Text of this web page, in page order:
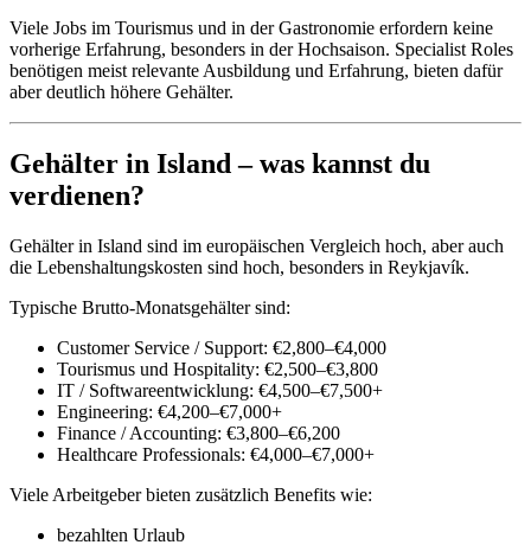
Viele Jobs im Tourismus und in der Gastronomie erfordern keine
vorherige Erfahrung, besonders in der Hochsaison. Specialist Roles
benötigen meist relevante Ausbildung und Erfahrung, bieten dafür
aber deutlich höhere Gehälter.
Gehälter in Island – was kannst du
verdienen?
Gehälter in Island sind im europäischen Vergleich hoch, aber auch
die Lebenshaltungskosten sind hoch, besonders in Reykjavík.
Typische Brutto-Monatsgehälter sind:
Customer Service / Support: €2,800–€4,000
Tourismus und Hospitality: €2,500–€3,800
IT / Softwareentwicklung: €4,500–€7,500+
Engineering: €4,200–€7,000+
Finance / Accounting: €3,800–€6,200
Healthcare Professionals: €4,000–€7,000+
Viele Arbeitgeber bieten zusätzlich Benefits wie:
bezahlten Urlaub